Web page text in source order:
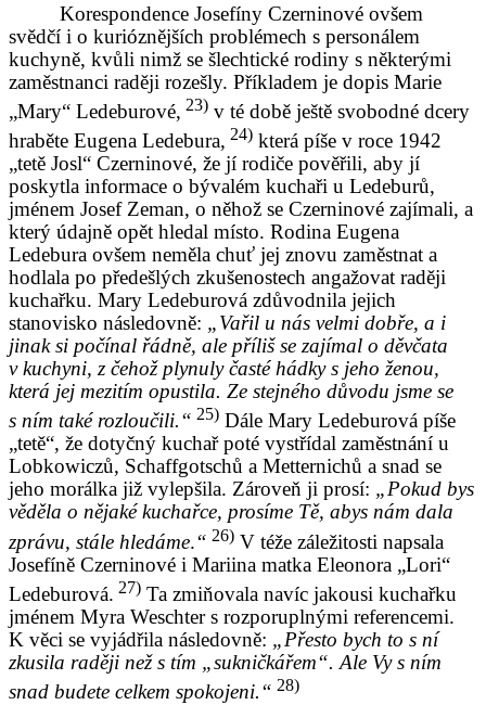
Korespondence Josefíny Czerninové ovšem
svědčí i o kurióznějších problémech s personálem
kuchyně, kvůli nimž se šlechtické rodiny s některými
zaměstnanci raději rozešly. Příkladem je dopis Marie
„Mary“ Ledeburové, 23) v té době ještě svobodné dcery
hraběte Eugena Ledebura, 24) která píše v roce 1942
„tetě Josl“ Czerninové, že jí rodiče pověřili, aby jí
poskytla informace o bývalém kuchaři u Ledeburů,
jménem Josef Zeman, o něhož se Czerninové zajímali, a
který údajně opět hledal místo. Rodina Eugena
Ledebura ovšem neměla chuť jej znovu zaměstnat a
hodlala po předešlých zkušenostech angažovat raději
kuchařku. Mary Ledeburová zdůvodnila jejich
stanovisko následovně: „Vařil u nás velmi dobře, a i
jinak si počínal řádně, ale příliš se zajímal o děvčata
v kuchyni, z čehož plynuly časté hádky s jeho ženou,
která jej mezitím opustila. Ze stejného důvodu jsme se
s ním také rozloučili.“ 25) Dále Mary Ledeburová píše
„tetě“, že dotyčný kuchař poté vystřídal zaměstnání u
Lobkowiczů, Schaffgotschů a Metternichů a snad se
jeho morálka již vylepšila. Zároveň ji prosí: „Pokud bys
věděla o nějaké kuchařce, prosíme Tě, abys nám dala
zprávu, stále hledáme.“ 26) V téže záležitosti napsala
Josefíně Czerninové i Mariina matka Eleonora „Lori“
Ledeburová. 27) Ta zmiňovala navíc jakousi kuchařku
jménem Myra Weschter s rozporuplnými referencemi.
K věci se vyjádřila následovně: „Přesto bych to s ní
zkusila raději než s tím „sukničkářem“. Ale Vy s ním
snad budete celkem spokojeni.“ 28)